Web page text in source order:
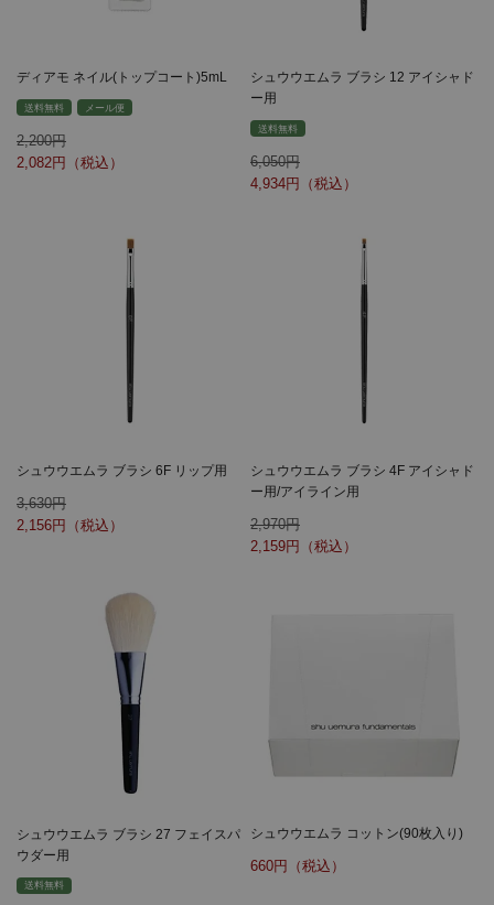
ディアモ ネイル(トップコート)5mL
送料無料 メール便
2,200
2,082
シュウウエムラ ブラシ 12 アイシャド
ー用
送料無料
6,050
4,934
シュウウエムラ ブラシ 6F リップ用
3,630
2,156
シュウウエムラ ブラシ 4F アイシャド
ー用/アイライン用
2,970
2,159
シュウウエムラ ブラシ 27 フェイスパ
ウダー用
送料無料
シュウウエムラ コットン(90枚入り)
660